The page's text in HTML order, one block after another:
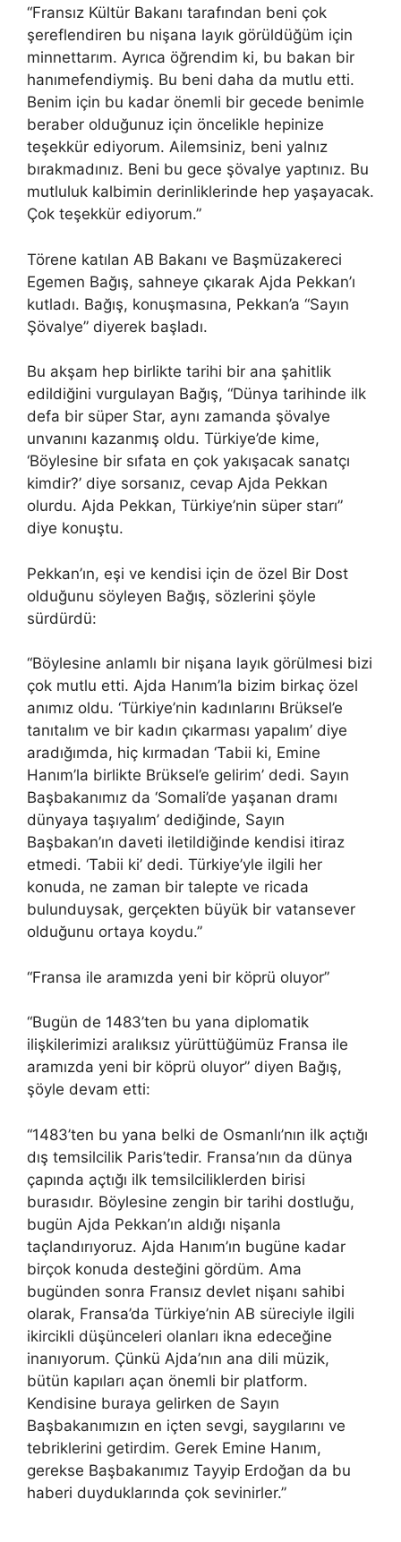
“Fransız Kültür Bakanı tarafından beni çok
şereflendiren bu nişana layık görüldüğüm için
minnettarım. Ayrıca öğrendim ki, bu bakan bir
hanımefendiymiş. Bu beni daha da mutlu etti.
Benim için bu kadar önemli bir gecede benimle
beraber olduğunuz için öncelikle hepinize
teşekkür ediyorum. Ailemsiniz, beni yalnız
bırakmadınız. Beni bu gece şövalye yaptınız. Bu
mutluluk kalbimin derinliklerinde hep yaşayacak.
Çok teşekkür ediyorum.”
Törene katılan AB Bakanı ve Başmüzakereci
Egemen Bağış, sahneye çıkarak Ajda Pekkan’ı
kutladı. Bağış, konuşmasına, Pekkan’a “Sayın
Şövalye” diyerek başladı.
Bu akşam hep birlikte tarihi bir ana şahitlik
edildiğini vurgulayan Bağış, “Dünya tarihinde ilk
defa bir süper Star, aynı zamanda şövalye
unvanını kazanmış oldu. Türkiye’de kime,
‘Böylesine bir sıfata en çok yakışacak sanatçı
kimdir?’ diye sorsanız, cevap Ajda Pekkan
olurdu. Ajda Pekkan, Türkiye’nin süper starı”
diye konuştu.
Pekkan’ın, eşi ve kendisi için de özel Bir Dost
olduğunu söyleyen Bağış, sözlerini şöyle
sürdürdü:
“Böylesine anlamlı bir nişana layık görülmesi bizi
çok mutlu etti. Ajda Hanım’la bizim birkaç özel
anımız oldu. ‘Türkiye’nin kadınlarını Brüksel’e
tanıtalım ve bir kadın çıkarması yapalım’ diye
aradığımda, hiç kırmadan ‘Tabii ki, Emine
Hanım’la birlikte Brüksel’e gelirim’ dedi. Sayın
Başbakanımız da ‘Somali’de yaşanan dramı
dünyaya taşıyalım’ dediğinde, Sayın
Başbakan’ın daveti iletildiğinde kendisi itiraz
etmedi. ‘Tabii ki’ dedi. Türkiye’yle ilgili her
konuda, ne zaman bir talepte ve ricada
bulunduysak, gerçekten büyük bir vatansever
olduğunu ortaya koydu.”
“Fransa ile aramızda yeni bir köprü oluyor”
“Bugün de 1483’ten bu yana diplomatik
ilişkilerimizi aralıksız yürüttüğümüz Fransa ile
aramızda yeni bir köprü oluyor” diyen Bağış,
şöyle devam etti:
“1483’ten bu yana belki de Osmanlı’nın ilk açtığı
dış temsilcilik Paris’tedir. Fransa’nın da dünya
çapında açtığı ilk temsilciliklerden birisi
burasıdır. Böylesine zengin bir tarihi dostluğu,
bugün Ajda Pekkan’ın aldığı nişanla
taçlandırıyoruz. Ajda Hanım’ın bugüne kadar
birçok konuda desteğini gördüm. Ama
bugünden sonra Fransız devlet nişanı sahibi
olarak, Fransa’da Türkiye’nin AB süreciyle ilgili
ikircikli düşünceleri olanları ikna edeceğine
inanıyorum. Çünkü Ajda’nın ana dili müzik,
bütün kapıları açan önemli bir platform.
Kendisine buraya gelirken de Sayın
Başbakanımızın en içten sevgi, saygılarını ve
tebriklerini getirdim. Gerek Emine Hanım,
gerekse Başbakanımız Tayyip Erdoğan da bu
haberi duyduklarında çok sevinirler.”